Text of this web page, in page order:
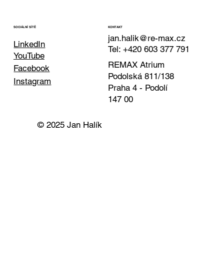
SOCIÁLNÍ SÍTĚ
LinkedIn
Facebook
YouTube
Instagram
KONTAKT
jan.halik@re-max.cz
Tel: +420 603 377 791
REMAX Atrium
Podolská 811/138
Praha 4 - Podolí
147 00
© 2025 Jan Halík